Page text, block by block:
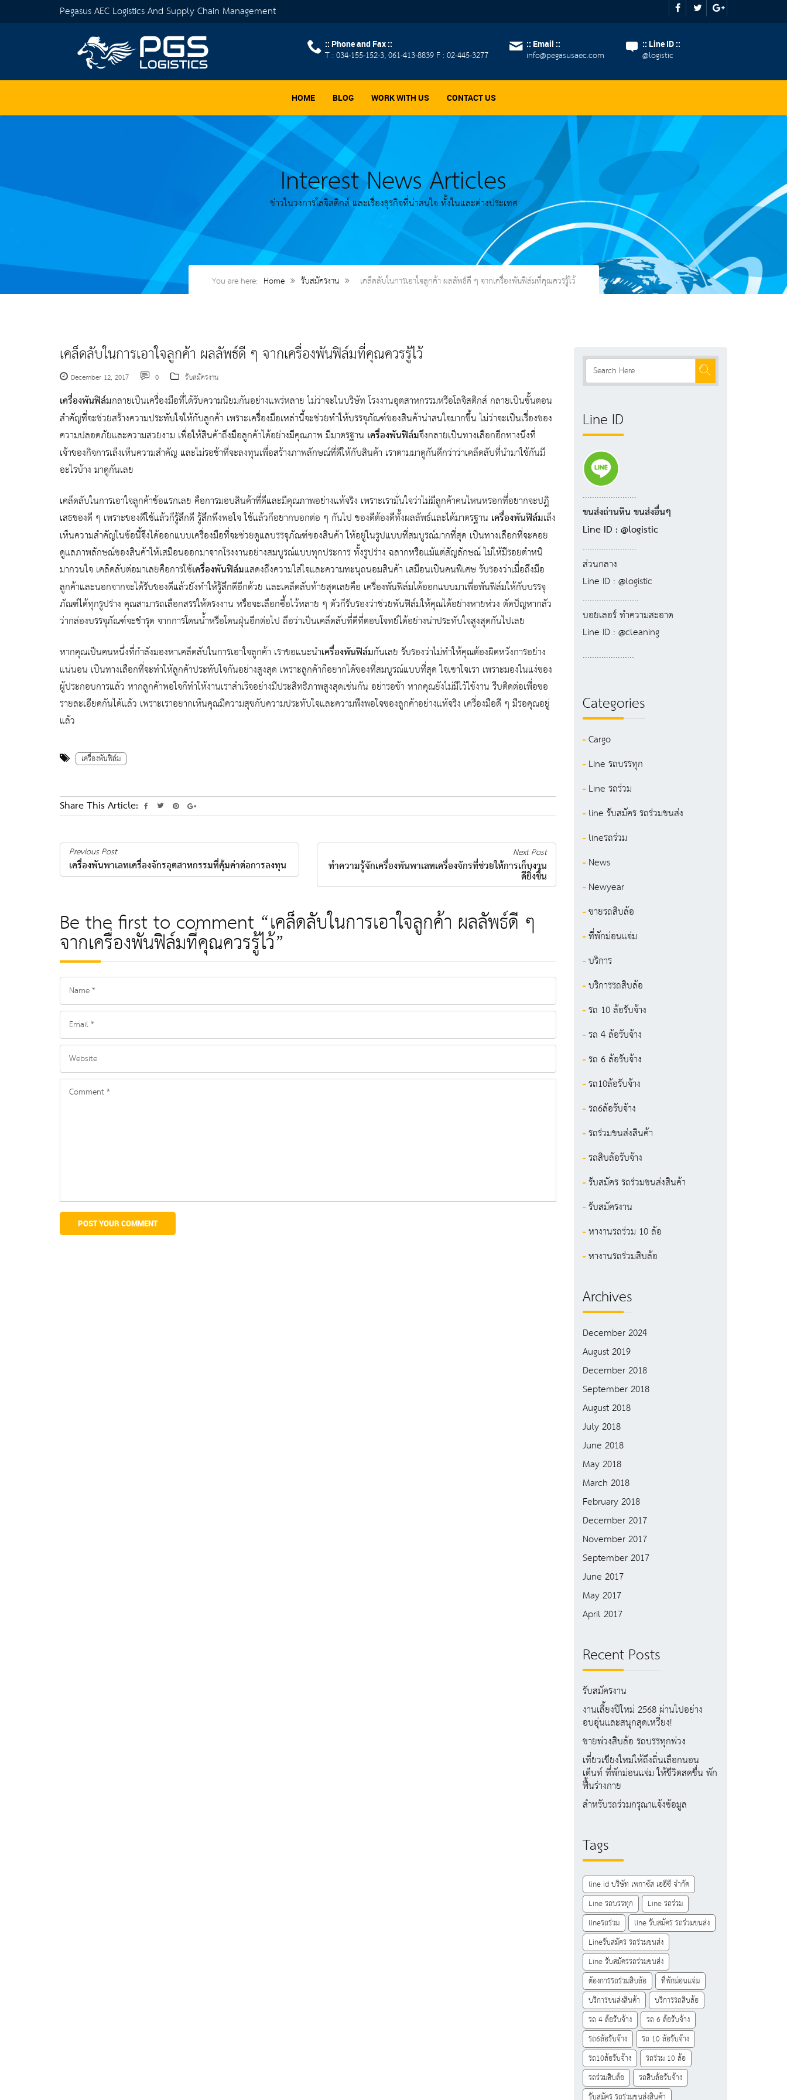
Pegasus AEC Logistics And Supply Chain Management
:: Phone and Fax ::
T : 034-155-152-3, 061-413-8839 F : 02-445-3277
:: Email ::
info@pegasusaec.com
:: Line ID ::
@logistic
HOME BLOG WORK WITH US CONTACT US
Interest News Articles
ข่าวในวงการโลจิสติกส์ และเรื่องธุรกิจที่น่าสนใจ ทั้งในและต่างประเทศ
You are here: Home รับสมัครงาน เคล็ดลับในการเอาใจลูกค้า ผลลัพธ์ดี ๆ จากเครื่องพันฟิล์มที่คุณควรรู้ไว้
เคล็ดลับในการเอาใจลูกค้า ผลลัพธ์ดี ๆ จากเครื่องพันฟิล์มที่คุณควรรู้ไว้
December 12, 2017 0 รับสมัครงาน
เครื่องพันฟิล์มกลายเป็นเครื่องมือที่ได้รับความนิยมกันอย่างแพร่หลาย ไม่ว่าจะในบริษัท โรงงานอุตสาหกรรมหรือโลจิสติกส์ กลายเป็นขั้นตอน
สำคัญที่จะช่วยสร้างความประทับใจให้กับลูกค้า เพราะเครื่องมือเหล่านี้จะช่วยทำให้บรรจุภัณฑ์ของสินค้าน่าสนใจมากขึ้น ไม่ว่าจะเป็นเรื่องของ
ความปลอดภัยและความสวยงาม เพื่อให้สินค้าถึงมือลูกค้าได้อย่างมีคุณภาพ มีมาตรฐาน เครื่องพันฟิล์มจึงกลายเป็นทางเลือกอีกทางนึงที่
เจ้าของกิจการเล็งเห็นความสำคัญ และไม่รอช้าที่จะลงทุนเพื่อสร้างภาพลักษณ์ที่ดีให้กับสินค้า เราตามมาดูกันดีกว่าว่าเคล็ดลับที่นำมาใช้กันมี
อะไรบ้าง มาดูกันเลย
เคล็ดลับในการเอาใจลูกค้าข้อแรกเลย คือการมอบสินค้าที่ดีและมีคุณภาพอย่างแท้จริง เพราะเรามั่นใจว่าไม่มีลูกค้าคนไหนหรอกที่อยากจะปฎิ
เสธของดี ๆ เพราะของดีใช้แล้วก็รู้สึกดี รู้สึกพึงพอใจ ใช้แล้วก็อยากบอกต่อ ๆ กันไป ของดีต้องดีทั้งผลลัพธ์และได้มาตรฐาน เครื่องพันฟิล์มเล็ง
เห็นความสำคัญในข้อนี้จึงได้ออกแบบเครื่องมือที่จะช่วยดูแลบรรจุภัณฑ์ของสินค้า ให้อยู่ในรูปแบบที่สมบูรณ์มากที่สุด เป็นทางเลือกที่จะคอย
ดูแลภาพลักษณ์ของสินค้าให้เสมือนออกมาจากโรงงานอย่างสมบูรณ์แบบทุกประการ ทั้งรูปร่าง ฉลากหรือแม้แต่สัญลักษณ์ ไม่ให้มีรอยตำหนิ
มากวนใจ เคล็ดลับต่อมาเลยคือการใช้เครื่องพันฟิล์มแสดงถึงความใส่ใจและความทะนุถนอมสินค้า เสมือนเป็นคนพิเศษ รับรองว่าเมื่อถึงมือ
ลูกค้าและนอกจากจะได้รับของดีแล้วยังทำให้รู้สึกดีอีกด้วย และเคล็ดลับท้ายสุดเลยคือ เครื่องพันฟิล์มได้ออกแบบมาเพื่อพันฟิล์มให้กับบรรจุ
ภัณฑ์ได้ทุกรูปร่าง คุณสามารถเลือกสรรให้ตรงงาน หรือจะเลือกซื้อไว้หลาย ๆ ตัวก็รับรองว่าช่วยพันฟิล์มให้คุณได้อย่างหายห่วง ตัดปัญหากลัว
ว่ากล่องบรรจุภัณฑ์จะชำรุด จากการโดนน้ำหรือโดนฝุ่นอีกต่อไป ถือว่าเป็นเคล็ดลับที่ดีที่ตอบโจทย์ได้อย่างน่าประทับใจสูงสุดกันไปเลย
หากคุณเป็นคนหนึ่งที่กำลังมองหาเคล็ดลับในการเอาใจลูกค้า เราขอแนะนำเครื่องพันฟิล์มกันเลย รับรองว่าไม่ทำให้คุณต้องผิดหวังการอย่าง
แน่นอน เป็นทางเลือกที่จะทำให้ลูกค้าประทับใจกันอย่างสูงสุด เพราะลูกค้าก็อยากได้ของที่สมบูรณ์แบบที่สุด ใจเขาใจเรา เพราะมองในแง่ของ
ผู้ประกอบการแล้ว หากลูกค้าพอใจก็ทำให้งานเราสำเร็จอย่างมีประสิทธิภาพสูงสุดเช่นกัน อย่ารอช้า หากคุณยังไม่มีไว้ใช้งาน รีบติดต่อเพื่อขอ
รายละเอียดกันได้แล้ว เพราะเราอยากเห็นคุณมีความสุขกับความประทับใจและความพึงพอใจของลูกค้าอย่างแท้จริง เครื่องมือดี ๆ มีรอคุณอยู่
แล้ว
เครื่องพันฟิล์ม
Share This Article:
Previous Post
เครื่องพันพาเลทเครื่องจักรอุตสาหกรรมที่คุ้มค่าต่อการลงทุน
Next Post
ทำความรู้จักเครื่องพันพาเลทเครื่องจักรที่ช่วยให้การเก็บงาน
ดียิ่งขึ้น
Be the first to comment “เคล็ดลับในการเอาใจลูกค้า ผลลัพธ์ดี ๆ
จากเครื่องพันฟิล์มที่คุณควรรู้ไว้”
Line ID
.......................
ขนส่งถ่านหิน ขนส่งอื่นๆ
Line ID : @logistic
.......................
ส่วนกลาง
Line ID : @logistic
........................
บอยเลอร์ ทำความสะอาด
Line ID : @cleaning
......................
Categories
Cargo
Line รถบรรทุก
Line รถร่วม
line รับสมัคร รถร่วมขนส่ง
lineรถร่วม
News
Newyear
ขายรถสิบล้อ
ที่พักม่อนแจ่ม
บริการ
บริการรถสิบล้อ
รถ 10 ล้อรับจ้าง
รถ 4 ล้อรับจ้าง
รถ 6 ล้อรับจ้าง
รถ10ล้อรับจ้าง
รถ6ล้อรับจ้าง
รถร่วมขนส่งสินค้า
รถสิบล้อรับจ้าง
รับสมัคร รถร่วมขนส่งสินค้า
รับสมัครงาน
หางานรถร่วม 10 ล้อ
หางานรถร่วมสิบล้อ
Archives
December 2024
August 2019
December 2018
September 2018
August 2018
July 2018
June 2018
May 2018
March 2018
February 2018
December 2017
November 2017
September 2017
June 2017
May 2017
April 2017
Recent Posts
รับสมัครงาน
งานเลี้ยงปีใหม่ 2568 ผ่านไปอย่าง
อบอุ่นและสนุกสุดเหวี่ยง!
ขายพ่วงสิบล้อ รถบรรทุกพ่วง
เที่ยวเชียงใหม่ให้ถึงถิ่นเลือกนอน
เต็นท์ ที่พักม่อนแจ่ม ให้ชีวิตสดชื่น พัก
ฟื้นร่างกาย
สำหรับรถร่วมกรุณาแจ้งข้อมูล
Tags
line id บริษัท เพกาซัส เออีซี จำกัด
Line รถบรรทุก
Line รถร่วม
lineรถร่วม
line รับสมัคร รถร่วมขนส่ง
Lineรับสมัคร รถร่วมขนส่ง
Line รับสมัครรถร่วมขนส่ง
ต้องการรถร่วมสิบล้อ
ที่พักม่อนแจ่ม
บริการขนส่งสินค้า
บริการรถสิบล้อ
รถ 4 ล้อรับจ้าง
รถ 6 ล้อรับจ้าง
รถ6ล้อรับจ้าง
รถ 10 ล้อรับจ้าง
รถ10ล้อรับจ้าง
รถร่วม 10 ล้อ
รถร่วมสิบล้อ
รถสิบล้อรับจ้าง